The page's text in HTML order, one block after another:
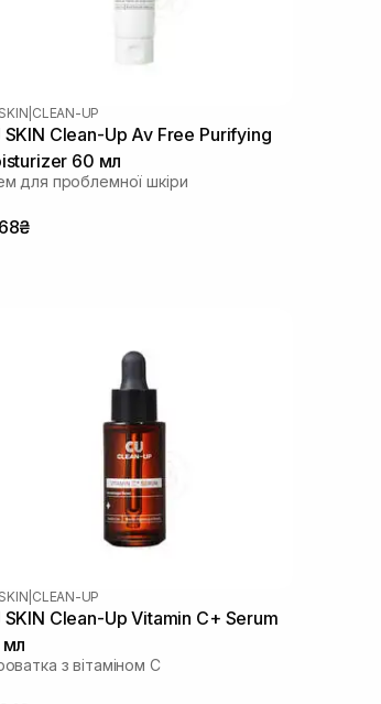
CLEAN-UP
SKIN Clean-Up Av Free Purifying
60 мл
для проблемної шкіри
CLEAN-UP
SKIN Clean-Up Vitamin C+ Serum
з вітаміном С